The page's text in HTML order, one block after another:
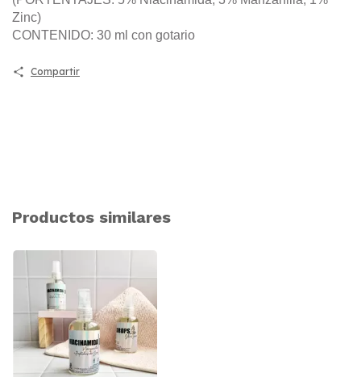
Zinc)
CONTENIDO: 30 ml con gotario
Compartir
Productos similares